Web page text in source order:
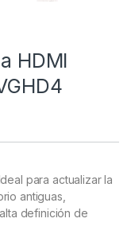
HDMI
para actualizar la
antiguas,
definición de